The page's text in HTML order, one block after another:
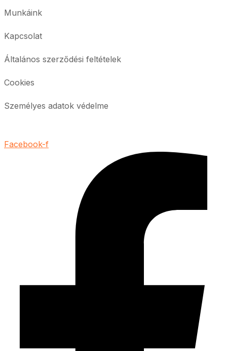
Munkáink
Kapcsolat
Általános szerződési feltételek
Cookies
Személyes adatok védelme
Facebook-f